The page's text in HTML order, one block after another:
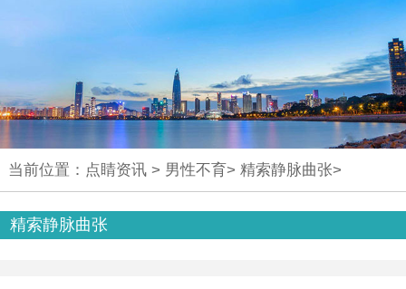
当前位置： 点睛资讯> 男性不育> 精索静脉曲张>
精索静脉曲张